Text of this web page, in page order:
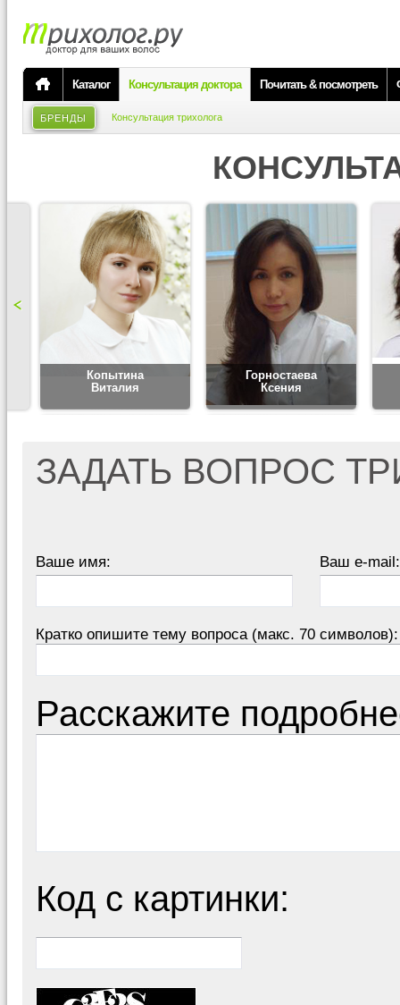
Каталог Консультация доктора Почитать & посмотреть
БРЕНДЫ Консультация трихолога
Копытина
Виталия
Горностаева
Ксения
ЗАДАТЬ ВОПРОС
Ваше имя: Ваш e-mail:
Кратко опишите тему вопроса (макс. 70 символов):
Расскажите
Код с картинки: